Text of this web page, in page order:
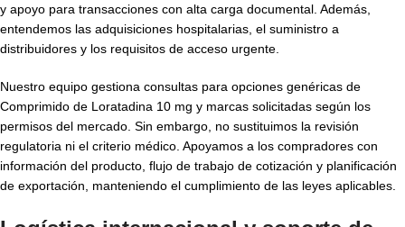
y apoyo para transacciones con alta carga documental. Además,
entendemos las adquisiciones hospitalarias, el suministro a
distribuidores y los requisitos de acceso urgente.
Nuestro equipo gestiona consultas para opciones genéricas de
Comprimido de Loratadina 10 mg y marcas solicitadas según los
permisos del mercado. Sin embargo, no sustituimos la revisión
regulatoria ni el criterio médico. Apoyamos a los compradores con
información del producto, flujo de trabajo de cotización y planificación
de exportación, manteniendo el cumplimiento de las leyes aplicables.